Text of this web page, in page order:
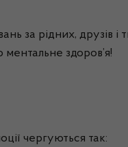
за рідних, друзів
здоров’я!
чергуються так: